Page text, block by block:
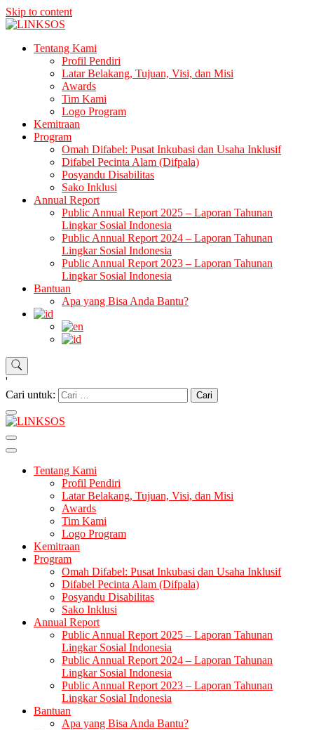
Skip to content
LINKSOSTentang Kami
Profil Pendiri
Latar Belakang, Tujuan, Visi, dan Misi
Awards
Tim Kami
Logo Program
Kemitraan
Program
Omah Difabel: Pusat Inkubasi dan Usaha Inklusif
Difabel Pecinta Alam (Difpala)
Posyandu Disabilitas
Sako Inklusi
Annual Report
Public Annual Report 2025 – Laporan Tahunan
Lingkar Sosial Indonesia
Public Annual Report 2024 – Laporan Tahunan
Lingkar Sosial Indonesia
Public Annual Report 2023 – Laporan Tahunan
Lingkar Sosial Indonesia
Bantuan
Apa yang Bisa Anda Bantu?
'
Cari untuk:
Tentang Kami
Profil Pendiri
Latar Belakang, Tujuan, Visi, dan Misi
Awards
Tim Kami
Logo Program
Kemitraan
Program
Omah Difabel: Pusat Inkubasi dan Usaha Inklusif
Difabel Pecinta Alam (Difpala)
Posyandu Disabilitas
Sako Inklusi
Annual Report
Public Annual Report 2025 – Laporan Tahunan
Lingkar Sosial Indonesia
Public Annual Report 2024 – Laporan Tahunan
Lingkar Sosial Indonesia
Public Annual Report 2023 – Laporan Tahunan
Lingkar Sosial Indonesia
Bantuan
Apa yang Bisa Anda Bantu?